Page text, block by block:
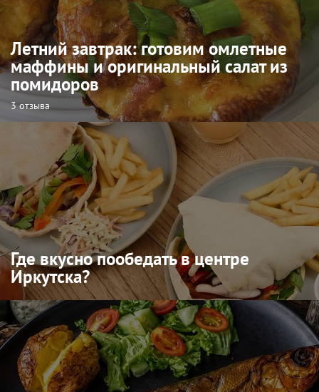
Летний завтрак: готовим омлетные
маффины и оригинальный салат из
помидоров
3 отзыва
Где вкусно пообедать в центре
Иркутска?